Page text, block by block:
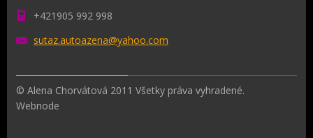
+421905 992 998
sutaz.autoazena@yahoo.com
© Alena Chorvátová 2011 Všetky práva vyhradené.
Webnode